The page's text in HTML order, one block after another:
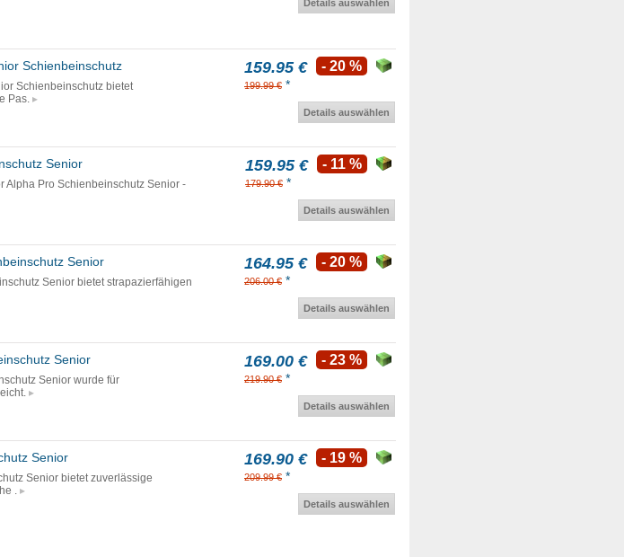
Details auswählen
Schienbeinschutz
Schienbeinschutz bietet
Pas.
159.95 €
199.99 € *
- 20 %
Details auswählen
Senior
Alpha Pro Schienbeinschutz Senior -
159.95 €
179.90 € *
- 11 %
Details auswählen
Senior
Senior bietet strapazierfähigen
164.95 €
206.00 € *
- 20 %
Details auswählen
Senior
Senior wurde für
169.00 €
219.90 € *
- 23 %
Details auswählen
Senior
Senior bietet zuverlässige
.
169.90 €
209.99 € *
- 19 %
Details auswählen